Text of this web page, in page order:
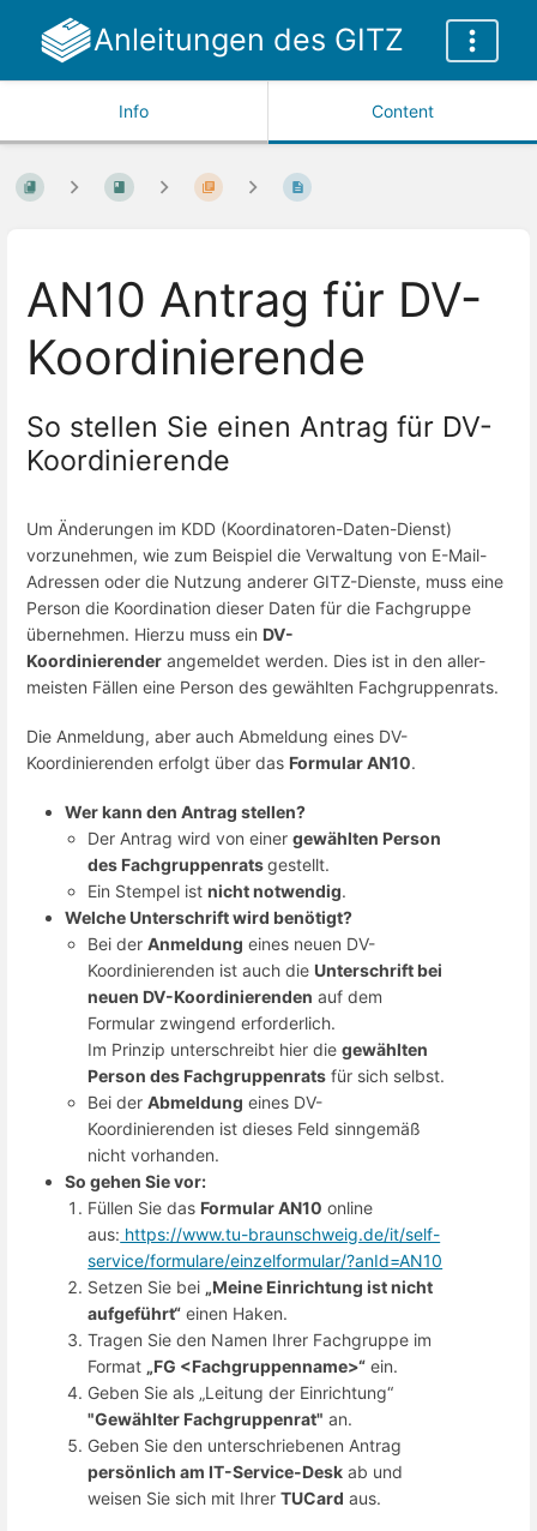
Anleitungen des GITZ
Info Content
AN10 Antrag für DV-
Koordinierende
So stellen Sie einen Antrag für DV-
Koordinierende
Um Änderungen im KDD (Koordinatoren-Daten-Dienst)
vorzunehmen, wie zum Beispiel die Verwaltung von E-Mail-
Adressen oder die Nutzung anderer GITZ-Dienste, muss eine
Person die Koordination dieser Daten für die Fachgruppe
übernehmen. Hierzu muss ein DV-
Koordinierender angemeldet werden. Dies ist in den aller-
meisten Fällen eine Person des gewählten Fachgruppenrats.
Die Anmeldung, aber auch Abmeldung eines DV-
Koordinierenden erfolgt über das Formular AN10.
Wer kann den Antrag stellen?
Der Antrag wird von einergewählten Person
des Fachgruppenratsgestellt.
Ein Stempel istnicht notwendig.
Welche Unterschrift wird benötigt?
Bei derAnmeldung eines neuen DV-
Koordinierenden ist auch die Unterschrift bei
neuen DV-Koordinierenden auf dem
Formular zwingend erforderlich.
Im Prinzip unterschreibt hier diegewählten
Person des Fachgruppenrats für sich selbst.
Bei derAbmeldung eines DV-
Koordinierenden ist dieses Feld sinngemäß
nicht vorhanden.
So gehen Sie vor:
Füllen Sie das Formular AN10 online
aus: https://www.tu-braunschweig.de/it/self-
service/formulare/einzelformular/?anId=AN10
Setzen Sie bei „Meine Einrichtung ist nicht
aufgeführt“ einen Haken.
Tragen Sie den Namen Ihrer Fachgruppe im
Format „FG <Fachgruppenname>“ ein.
Geben Sie als „Leitung der Einrichtung“
"Gewählter Fachgruppenrat" an.
Geben Sie den unterschriebenen Antrag
persönlich am IT-Service-Desk ab und
weisen Sie sich mit IhrerTUCard aus.